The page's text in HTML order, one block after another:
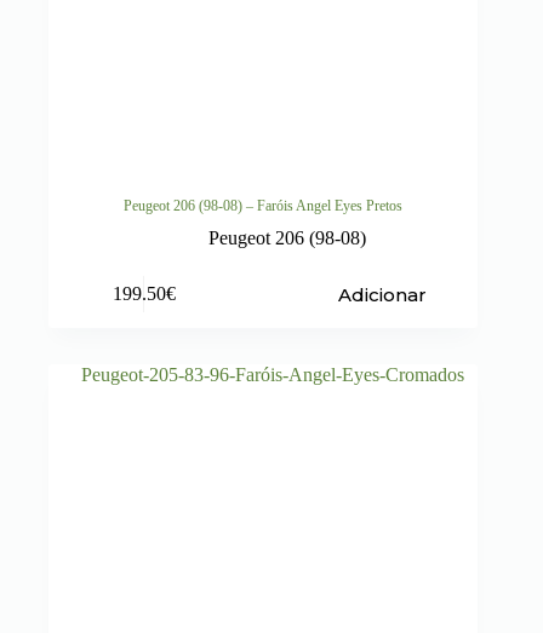
Peugeot 206 (98-08) – Faróis Angel Eyes Pretos
Peugeot 206 (98-08)
199.50€ Adicionar